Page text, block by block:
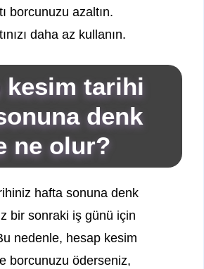
borcunuzu azaltın.
daha az kullanın.
kesim tarihi
denk
ne olur?
hafta sonuna denk
bir sonraki iş günü için
nedenle, hesap kesim
borcunuzu öderseniz,